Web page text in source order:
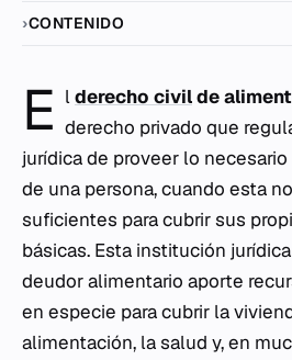
CONTENIDO
E lderecho civilde
derecho privado que
jurídica de proveer lo
de una persona, cuando esta
suficientes para cubrir sus
básicas. Esta institución
deudor alimentario aporte
en especie para cubrir la
alimentación, la salud y, en